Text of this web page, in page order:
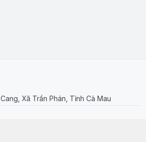
Xã Trần Phán, Tỉnh Cà Mau